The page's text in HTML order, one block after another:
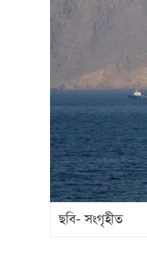
ছবি- সংগৃহীত